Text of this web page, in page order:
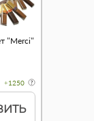
"Merci"
+1250